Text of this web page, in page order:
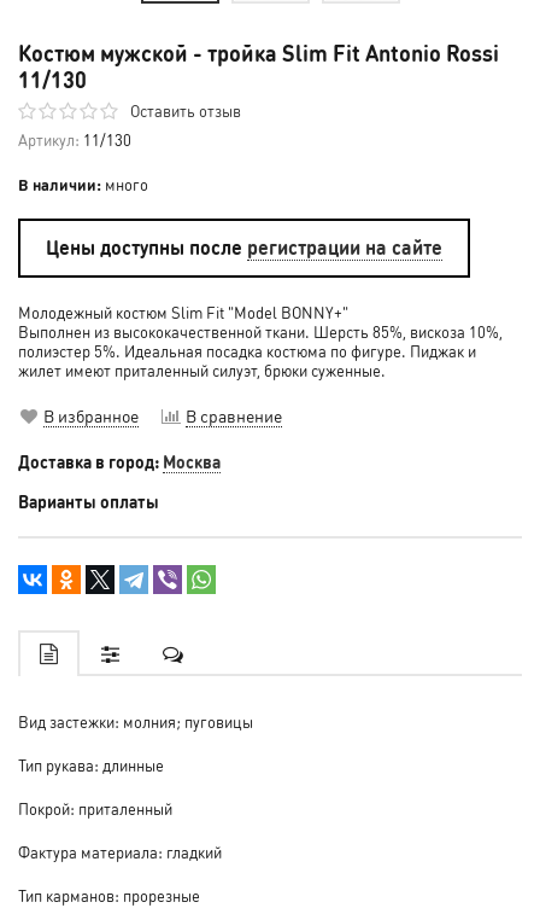
Костюм мужской - тройка Slim Fit Antonio Rossi
11/130
Оставить отзыв
Артикул: 11/130
В наличии: много
Цены доступны после регистрации на сайте
Молодежный костюм Slim Fit "Model BONNY+"
Выполнен из высококачественной ткани. Шерсть 85%, вискоза 10%,
полиэстер 5%. Идеальная посадка костюма по фигуре. Пиджак и
жилет имеют приталенный силуэт, брюки суженные.
В избранное В сравнение
Доставка в город: Москва
Варианты оплаты
Вид застежки: молния; пуговицы
Тип рукава: длинные
Покрой: приталенный
Фактура материала: гладкий
Тип карманов: прорезные